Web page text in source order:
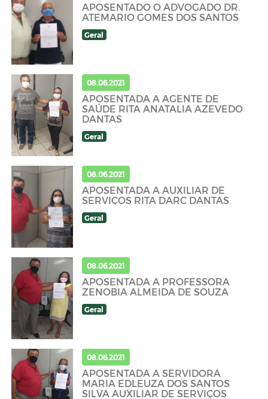
APOSENTADO O ADVOGADO DR.
ATEMARIO GOMES DOS SANTOS
Geral
08.06.2021
APOSENTADA A AGENTE DE
SAÚDE RITA ANATALIA AZEVEDO
DANTAS
Geral
08.06.2021
APOSENTADA A AUXILIAR DE
SERVIÇOS RITA DARC DANTAS
Geral
08.06.2021
APOSENTADA A PROFESSORA
ZENOBIA ALMEIDA DE SOUZA
Geral
08.06.2021
APOSENTADA A SERVIDORA
MARIA EDLEUZA DOS SANTOS
SILVA AUXILIAR DE SERVIÇOS